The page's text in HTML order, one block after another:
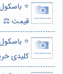
⭐️
قیمت ⚖️
کلیدی